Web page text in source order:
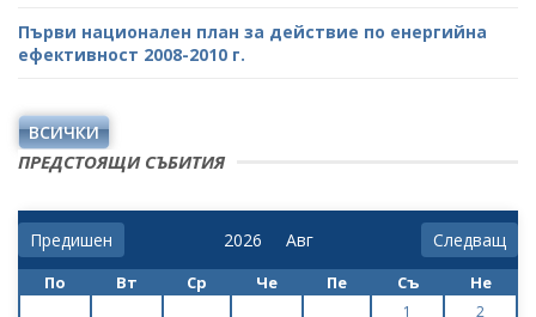
Първи национален план за действие по енергийна
ефективност 2008-2010 г.
ВСИЧКИ
ПРЕДСТОЯЩИ СЪБИТИЯ
Предишен Следващ
По Вт Ср Че Пе Съ Не
1
2